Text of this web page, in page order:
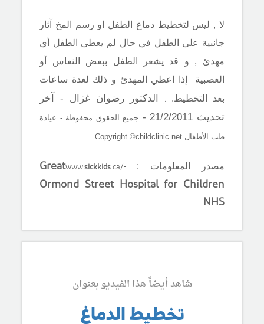
لا , ليس لتخطيط دماغ الطفل او رسم المخ آثار
جانبية على الطفل في حال لم يعطى الطفل أي
مهدئ , و قد يشعر الطفل ببعض النعاس أو
العصبية إذا اعطي المهدئ و ذلك لعدة ساعات
بعد التخطيط. . الدكتور رضوان غزال - آخر
تحديث 21/2/2011 -
جميع الحقوق محفوظة - عيادة
طب الأطفال Copyright ©childclinic.net
مصدر المعلومات : www.sickkids.ca/-
Great
Ormond Street Hospital for Children
NHS
شاهد أيضاً هذا الفيديو بعنوان
تخطيط الدماغ